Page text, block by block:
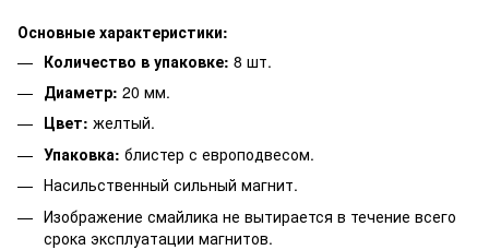
Основные характеристики:
Количество в упаковке: 8 шт.
Диаметр: 20 мм.
Цвет: желтый.
Упаковка: блистер с европодвесом.
Насильственный сильный магнит.
Изображение смайлика не вытирается в течение всего
срока эксплуатации магнитов.